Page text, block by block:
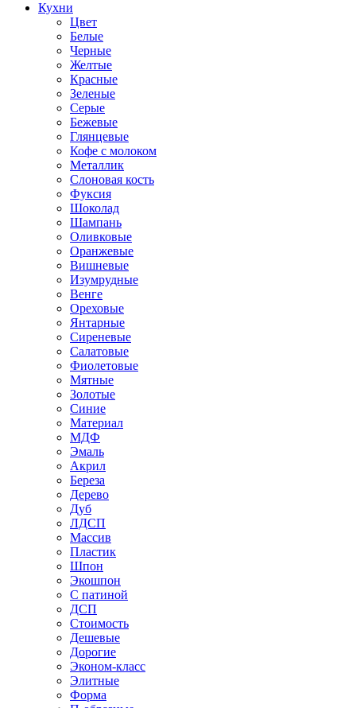
Кухни
Цвет
Белые
Черные
Желтые
Красные
Зеленые
Серые
Бежевые
Глянцевые
Кофе с молоком
Металлик
Слоновая кость
Фуксия
Шоколад
Шампань
Оливковые
Оранжевые
Вишневые
Изумрудные
Венге
Ореховые
Янтарные
Сиреневые
Салатовые
Фиолетовые
Мятные
Золотые
Синие
Материал
МДФ
Эмаль
Акрил
Береза
Дерево
Дуб
ЛДСП
Массив
Пластик
Шпон
Экошпон
С патиной
ДСП
Стоимость
Дешевые
Дорогие
Эконом-класс
Элитные
Форма